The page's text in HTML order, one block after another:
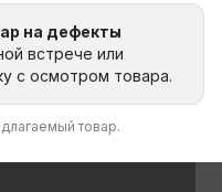
на дефекты
встрече или
с осмотром товара.
товар.